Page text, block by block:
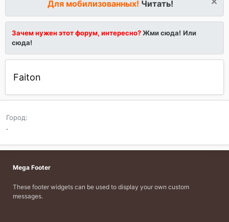
Для мобилизованных! Читать!
Зачем нужен этот форум, интересно?Жми сюда! Или
сюда!
Faiton
Город
.
Mega Footer
These footer widgets can be used to display your own custom
messages.